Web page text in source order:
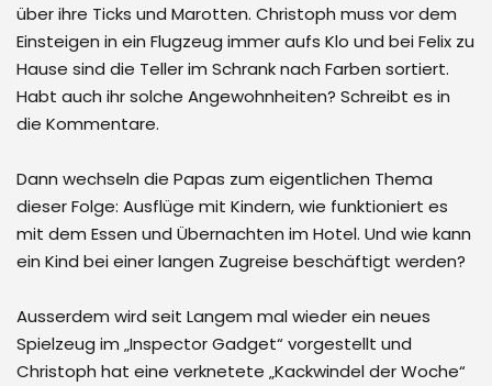
über ihre Ticks und Marotten. Christoph muss vor dem
Einsteigen in ein Flugzeug immer aufs Klo und bei Felix zu
Hause sind die Teller im Schrank nach Farben sortiert.
Habt auch ihr solche Angewohnheiten? Schreibt es in
die Kommentare.
Dann wechseln die Papas zum eigentlichen Thema
dieser Folge: Ausflüge mit Kindern, wie funktioniert es
mit dem Essen und Übernachten im Hotel. Und wie kann
ein Kind bei einer langen Zugreise beschäftigt werden?
Ausserdem wird seit Langem mal wieder ein neues
Spielzeug im „Inspector Gadget“ vorgestellt und
Christoph hat eine verknetete „Kackwindel der Woche“